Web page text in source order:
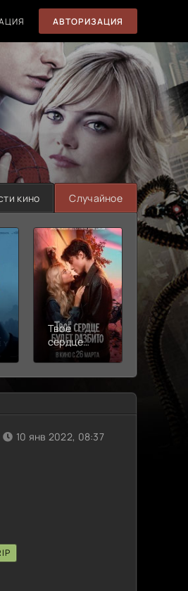
АВТОРИЗАЦИЯ
кино Случайное
Твое
сердце
будет
(2026)
Моана
(2026)
10 янв 2022, 08:37